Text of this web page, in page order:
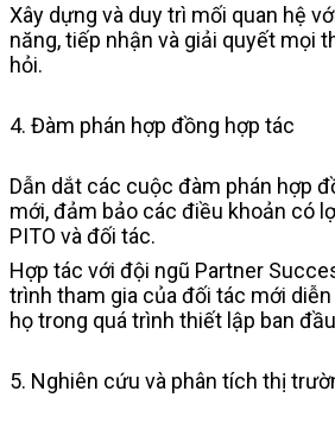
Xây dựng và duy trì mối quan hệ
năng, tiếp nhận và giải quyết mọi
hỏi.
4. Đàm phán hợp đồng hợp tác
Dẫn dắt các cuộc đàm phán hợp
mới, đảm bảo các điều khoản có
PITO và đối tác.
Hợp tác với đội ngũ Partner
trình tham gia của đối tác mới
họ trong quá trình thiết lập ban
5. Nghiên cứu và phân tích thị